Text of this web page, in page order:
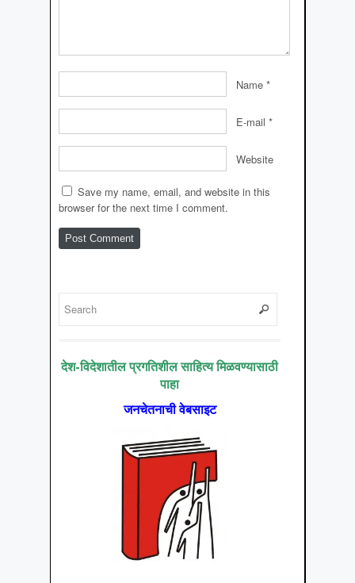
Name *
E-mail *
Website
Save my name, email, and website in this
browser for the next time I comment.
देश-विदेशातील प्रगतिशील साहित्य मिळवण्यासाठी
पाहा
जनचेतनाची वेबसाइट